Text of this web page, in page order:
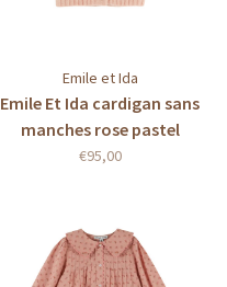
Emile et Ida
Emile Et Ida cardigan sans
manches rose pastel
€95,00